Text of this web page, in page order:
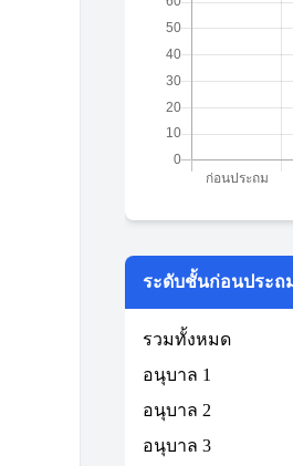
ระดับชั้นก่อนประถ
รวมทั้งหมด
อนุบาล 1
อนุบาล 2
อนุบาล 3